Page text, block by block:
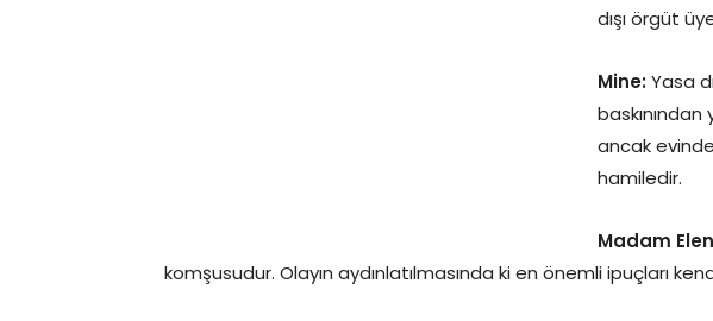
dışı örgüt
Mine:Yasa
ancak
hamiledir.
Madam
komşusudur. Olayın aydınlatılmasında ki en önemli ipuçları